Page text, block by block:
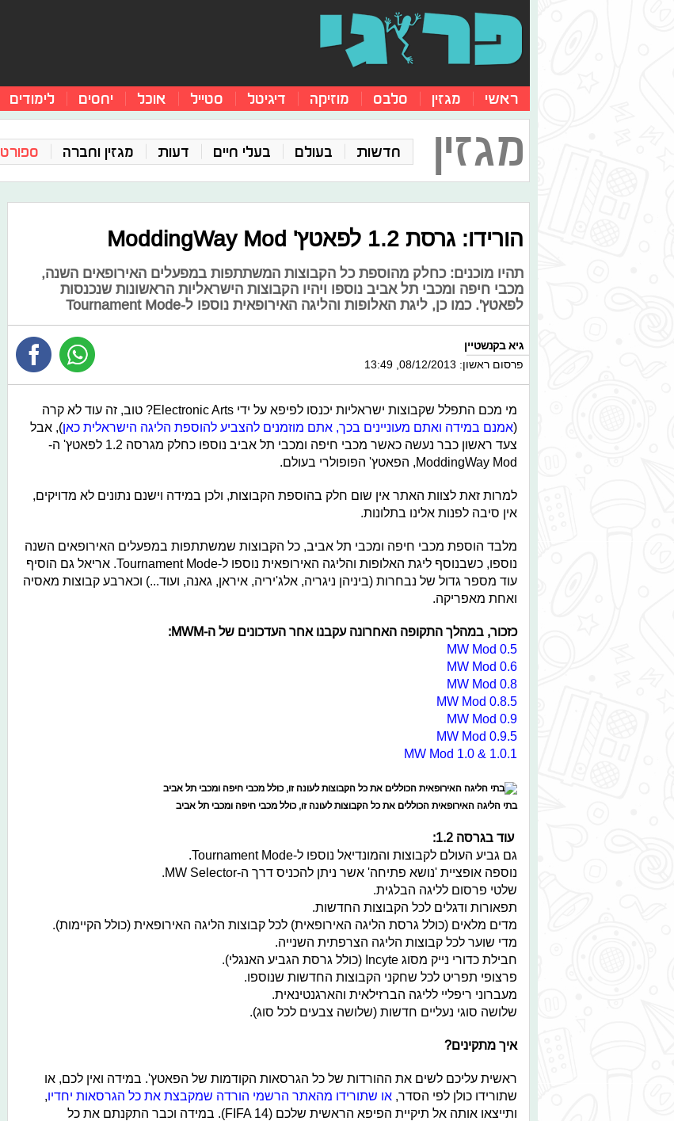
ראשי מגזין סלבס מוזיקה דיגיטל סטייל אוכל יחסים לימודים
מגזין חדשות בעולם בעלי חיים דעות מגזין וחברה ספורט
הורידו: גרסת 1.2 לפאטץ' ModdingWay Mod
תהיו מוכנים: כחלק מהוספת כל הקבוצות המשתתפות במפעלים האירופאים השנה,
מכבי חיפה ומכבי תל אביב נוספו ויהיו הקבוצות הישראליות הראשונות שנכנסות
לפאטץ'. כמו כן, ליגת האלופות והליגה האירופאית נוספו ל-Tournament Mode
גיא בקנשטיין
פרסום ראשון: 08/12/2013, 13:49
מי מכם התפלל שקבוצות ישראליות יכנסו לפיפא על ידי Electronic Arts? טוב, זה עוד לא קרה
(אמנם במידה ואתם מעוניינים בכך, אתם מוזמנים להצביע להוספת הליגה הישראלית כאן), אבל
צעד ראשון כבר נעשה כאשר מכבי חיפה ומכבי תל אביב נוספו כחלק מגרסה 1.2 לפאטץ' ה-
ModdingWay Mod, הפאטץ' הפופולרי בעולם.
למרות זאת לצוות האתר אין שום חלק בהוספת הקבוצות, ולכן במידה וישנם נתונים לא מדויקים,
אין סיבה לפנות אלינו בתלונות.
מלבד הוספת מכבי חיפה ומכבי תל אביב, כל הקבוצות שמשתתפות במפעלים האירופאים השנה
נוספו, כשבנוסף ליגת האלופות והליגה האירופאית נוספו ל-Tournament Mode. אריאל גם הוסיף
עוד מספר גדול של נבחרות (ביניהן ניגריה, אלג'יריה, איראן, גאנה, ועוד...) וכארבע קבוצות מאסיה
ואחת מאפריקה.
כזכור, במהלך התקופה האחרונה עקבנו אחר העדכונים של ה-MWM:
MW Mod 0.5
MW Mod 0.6
MW Mod 0.8
MW Mod 0.8.5
MW Mod 0.9
MW Mod 0.9.5
MW Mod 1.0 & 1.0.1
בתי הליגה האירופאית הכוללים את כל הקבוצות לעונה זו, כולל מכבי חיפה ומכבי תל אביב
עוד בגרסה 1.2:
גם גביע העולם לקבוצות והמונדיאל נוספו ל-Tournament Mode.
נוספה אופציית 'נושא פתיחה' אשר ניתן להכניס דרך ה-MW Selector.
שלטי פרסום לליגה הבלגית.
תפאורות ודגלים לכל הקבוצות החדשות.
מדים מלאים (כולל גרסת הליגה האירופאית) לכל קבוצות הליגה האירופאית (כולל הקיימות).
מדי שוער לכל קבוצות הליגה הצרפתית השנייה.
חבילת כדורי נייק מסוג Incyte (כולל גרסת הגביע האנגלי).
פרצופי תפריט לכל שחקני הקבוצות החדשות שנוספו.
מעברוני ריפליי לליגה הברזילאית והארגנטינאית.
שלושה סוגי נעליים חדשות (שלושה צבעים לכל סוג).
איך מתקינים?
ראשית עליכם לשים את ההורדות של כל הגרסאות הקודמות של הפאטץ'. במידה ואין לכם, או
שתורידו כולן לפי הסדר, או שתורידו מהאתר הרשמי הורדה שמקבצת את כל הגרסאות יחדיו,
ותייצאו אותה אל תיקיית הפיפא הראשית שלכם (FIFA 14). במידה וכבר התקנתם את כל